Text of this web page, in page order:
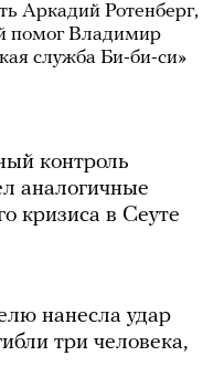
Аркадий Ротенберг,
помог Владимир
служба Би-би-си»
контроль
аналогичные
кризиса в Сеуте
нанесла удар
три человека,